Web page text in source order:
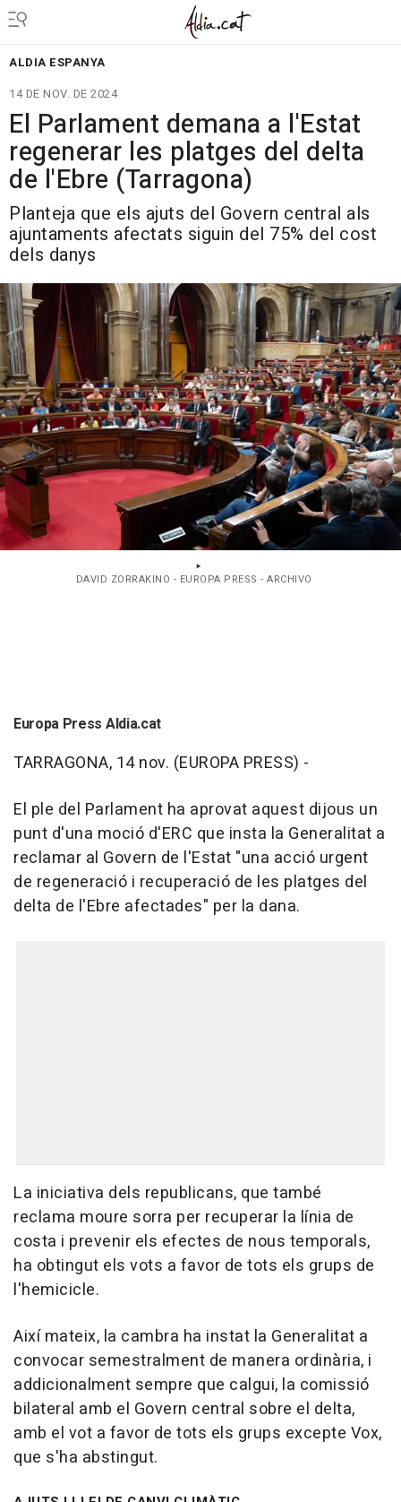
ALDIA ESPANYA
14 DE NOV. DE 2024
El Parlament demana a l'Estat
regenerar les platges del delta
de l'Ebre (Tarragona)
Planteja que els ajuts del Govern central als
ajuntaments afectats siguin del 75% del cost
dels danys
DAVID ZORRAKINO - EUROPA PRESS - ARCHIVO
Europa Press Aldia.cat
TARRAGONA, 14 nov. (EUROPA PRESS) -
El ple del Parlament ha aprovat aquest dijous un
punt d'una moció d'ERC que insta la Generalitat a
reclamar al Govern de l'Estat "una acció urgent
de regeneració i recuperació de les platges del
delta de l'Ebre afectades" per la dana.
La iniciativa dels republicans, que també
reclama moure sorra per recuperar la línia de
costa i prevenir els efectes de nous temporals,
ha obtingut els vots a favor de tots els grups de
l'hemicicle.
Així mateix, la cambra ha instat la Generalitat a
convocar semestralment de manera ordinària, i
addicionalment sempre que calgui, la comissió
bilateral amb el Govern central sobre el delta,
amb el vot a favor de tots els grups excepte Vox,
que s'ha abstingut.